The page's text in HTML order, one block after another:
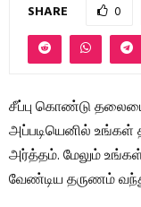
SHARE 0
சீப்பு கொண்டு தலையை
அப்படியெனில் உங்கள்
அர்த்தம். மேலும் உங்கள்
வேண்டிய தருணம்